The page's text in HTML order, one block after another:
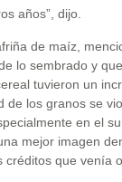
años”, dijo.
de maíz,
lo sembrado y
tuvieron un
de los granos se
en el
mejor imagen
que venía